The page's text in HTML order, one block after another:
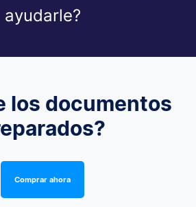
ayudarle?
los documentos
Comprar ahora